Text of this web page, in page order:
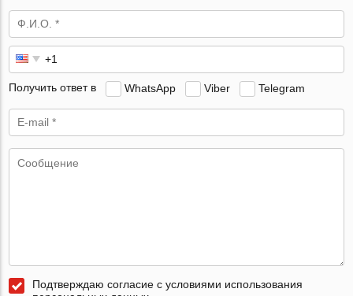
Получить ответ в WhatsApp Viber Telegram
Подтверждаю согласие с условиями использования